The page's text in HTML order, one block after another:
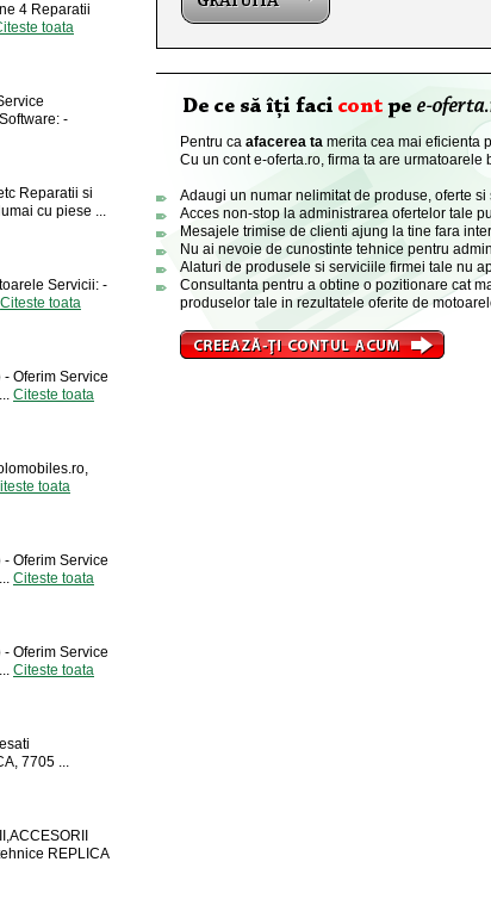
4 Reparatii
toata
-
Reparatii si
cu piese ...
Servicii: -
Citeste toata
Oferim Service
Citeste toata
toata
Oferim Service
Citeste toata
Oferim Service
Citeste toata
7705 ...
REPLICA
Pentru ca afacerea ta merita cea mai eficienta
Cu un cont e-oferta.ro, firma ta are urmatoarele
Adaugi un numar nelimitat de produse, oferte si
Acces non-stop la administrarea ofertelor tale
Mesajele trimise de clienti ajung la tine fara
Nu ai nevoie de cunostinte tehnice pentru
Alaturi de produsele si serviciile firmei tale nu
Consultanta pentru a obtine o pozitionare cat
produselor tale in rezultatele oferite de